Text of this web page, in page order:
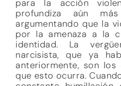
para la acción
profundiza aún
argumentando que la
por la amenaza a la
identidad. La
narcisista, que ya
anteriormente, son los
que esto ocurra.